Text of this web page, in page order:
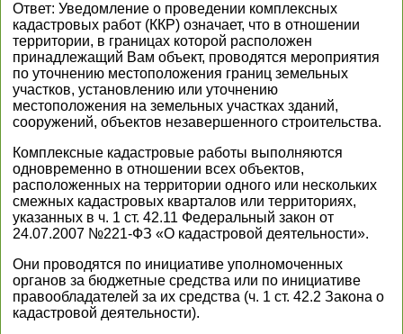
Ответ: Уведомление о проведении комплексных
кадастровых работ (ККР) означает, что в отношении
территории, в границах которой расположен
принадлежащий Вам объект, проводятся мероприятия
по уточнению местоположения границ земельных
участков, установлению или уточнению
местоположения на земельных участках зданий,
сооружений, объектов незавершенного строительства.
Комплексные кадастровые работы выполняются
одновременно в отношении всех объектов,
расположенных на территории одного или нескольких
смежных кадастровых кварталов или территориях,
указанных в ч. 1 ст. 42.11 Федеральный закон от
24.07.2007 №221-ФЗ «О кадастровой деятельности».
Они проводятся по инициативе уполномоченных
органов за бюджетные средства или по инициативе
правообладателей за их средства (ч. 1 ст. 42.2 Закона о
кадастровой деятельности).